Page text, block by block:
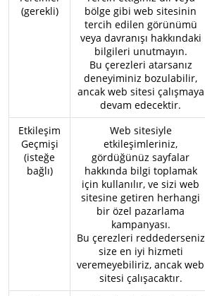
(gerekli)
bölge gibi web sitesinin
tercih edilen görünümü
veya davranışı hakkındaki
bilgileri unutmayın.
Bu çerezleri atarsanız
deneyiminiz bozulabilir,
ancak web sitesi çalışmaya
devam edecektir.
Etkileşim
Geçmişi
(isteğe
bağlı)
Web sitesiyle
etkileşimleriniz,
gördüğünüz sayfalar
hakkında bilgi toplamak
için kullanılır, ve sizi web
sitesine getiren herhangi
bir özel pazarlama
kampanyası.
Bu çerezleri reddederseniz
size en iyi hizmeti
veremeyebiliriz, ancak web
sitesi çalışacaktır.